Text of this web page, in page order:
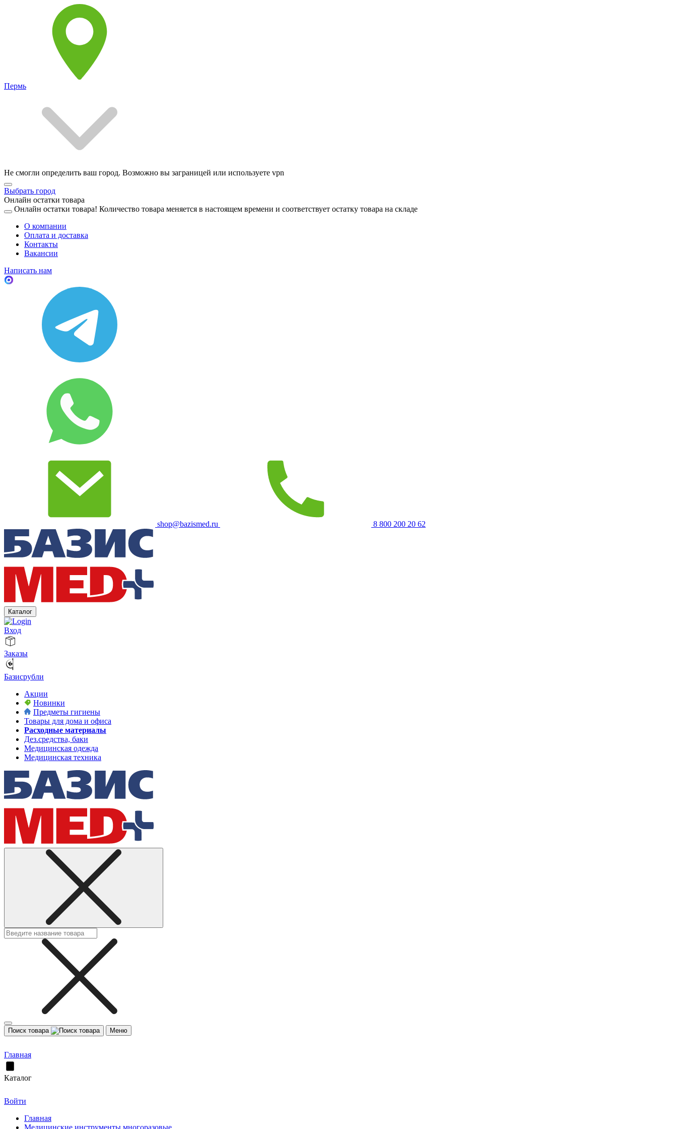
Пермь
Не смогли определить ваш город. Возможно вы заграницей или используете vpn
Выбрать город
Онлайн остатки товара
Онлайн остатки товара! Количество товара меняется в настоящем времени и соответствует остатку товара на складе
О компании
Оплата и доставка
Контакты
Вакансии
Написать нам
shop@bazismed.ru 8 800 200 20 62
Каталог
Вход
Заказы
Базисрубли
Акции
Новинки
Предметы гигиены
Товары для дома и офиса
Расходные материалы
Дез.средства, баки
Медицинская одежда
Медицинская техника
Поиск товара Меню
Главная
Каталог
Войти
Главная
Медицинские инструменты многоразовые